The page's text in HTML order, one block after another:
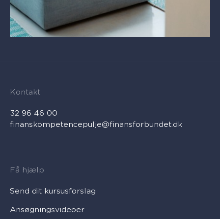
Kontakt
32 96 46 00
finanskompetencepulje@finansforbundet.dk
Få hjælp
Send dit kursusforslag
Ansøgningsvideoer